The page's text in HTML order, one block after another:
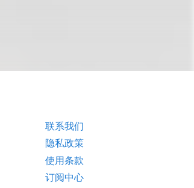
联系我们
隐私政策
使用条款
订阅中心